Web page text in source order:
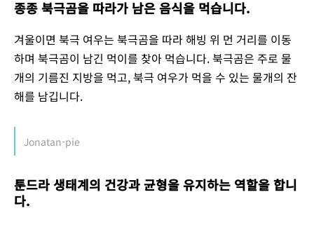
종종 북극곰을 따라가 남은 음식을 먹습니다.
겨울이면 북극 여우는 북극곰을 따라 해빙 위 먼 거리를 이동
하며 북극곰이 남긴 먹이를 찾아 먹습니다. 북극곰은 주로 물
개의 기름진 지방을 먹고, 북극 여우가 먹을 수 있는 물개의 잔
해를 남깁니다.
Jonatan-pie
툰드라 생태계의 건강과 균형을 유지하는 역할을 합니
다.